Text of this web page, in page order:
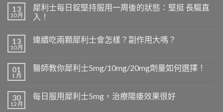
13
10 月
犀利士每日錠堅持服用一周後的狀態：堅挺 長驅直
入！
13
10 月
連續吃兩顆犀利士會怎樣？副作用大嗎？
01
1 月
醫師教你犀利士5mg/10mg/20mg劑量如何選擇！
30
12 月
每日服用犀利士5mg，治療陽痿效果很好